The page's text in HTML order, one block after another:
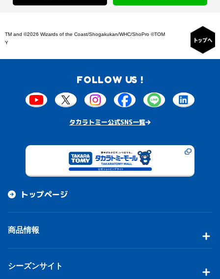
TM and ©2026 Wizards of the Coast/Shogakukan/WHC/ShoPro ©TOM
Y
FOLLOW US !
タカラトミー公式SNS一覧
トップページ
商品情報
シーズンサイト